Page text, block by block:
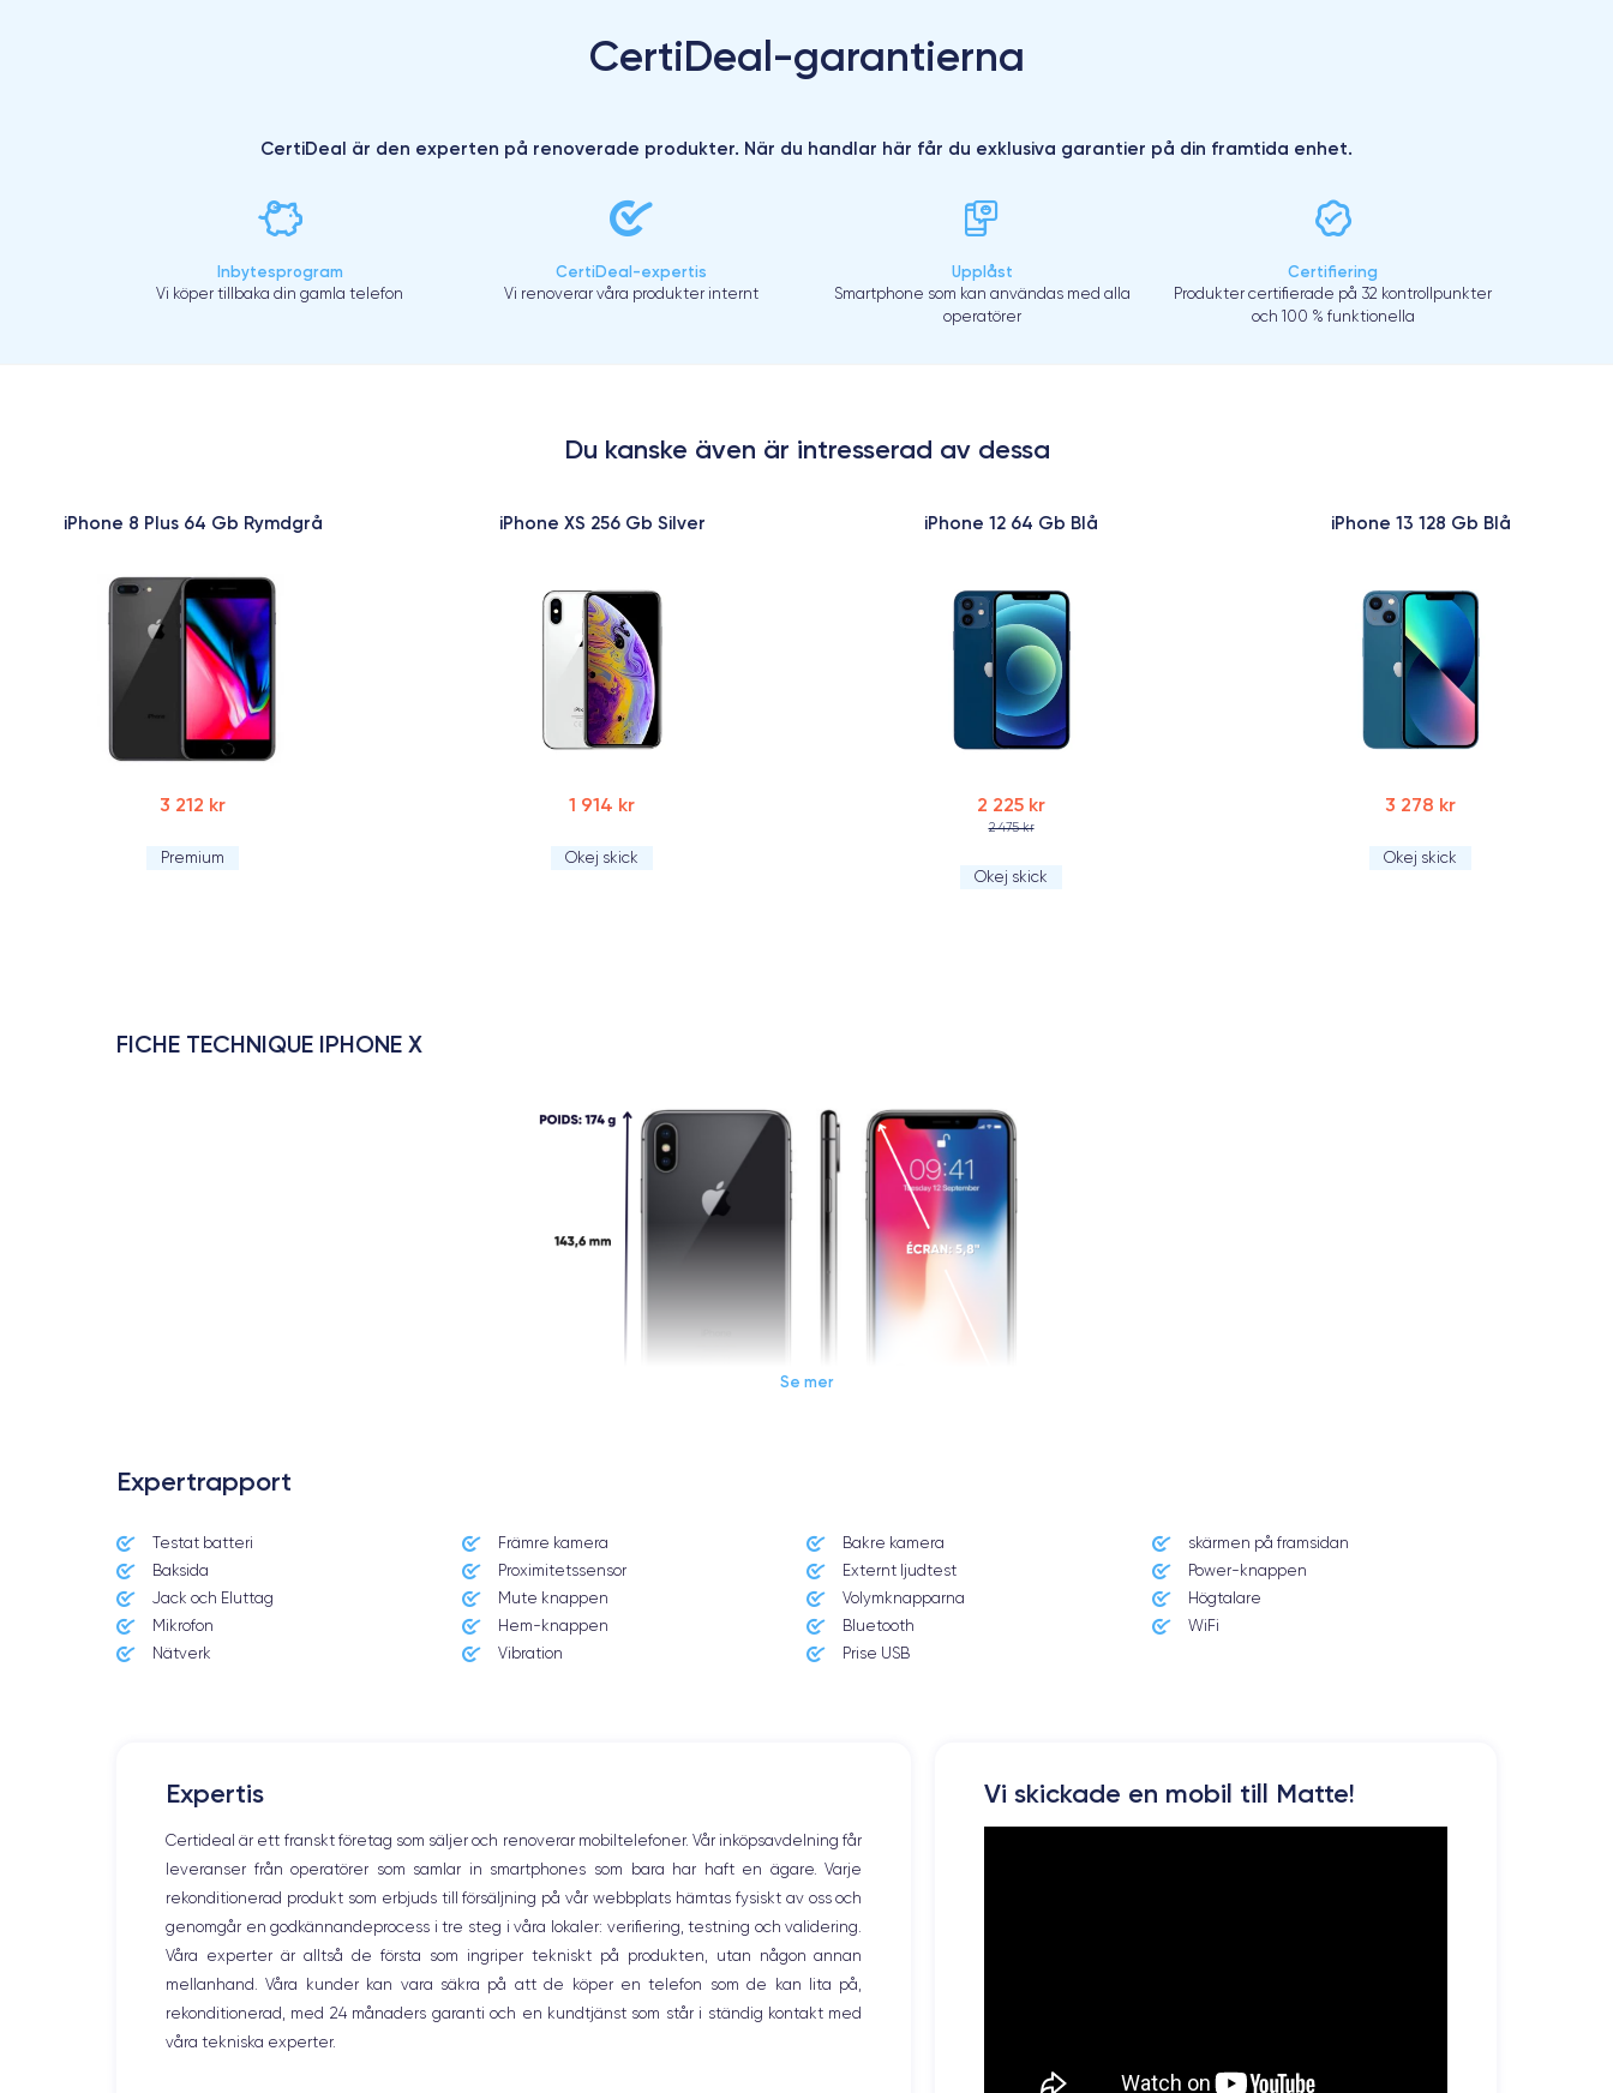
CertiDeal-garantierna
CertiDeal är den experten på renoverade produkter. När du handlar här får du exklusiva garantier på din framtida enhet.
Inbytesprogram
Vi köper tillbaka din gamla telefon
CertiDeal-expertis
Vi renoverar våra produkter internt
Upplåst
Smartphone som kan användas med alla
operatörer
Certifiering
Produkter certifierade på 32 kontrollpunkter
och 100 % funktionella
Du kanske även är intresserad av dessa
iPhone 8 Plus 64 Gb Rymdgrå
3 212 kr
Premium
iPhone XS 256 Gb Silver
1 914 kr
Okej skick
iPhone 12 64 Gb Blå
2 225 kr
2 475 kr
Okej skick
iPhone 13 128 Gb Blå
3 278 kr
Okej skick
FICHE TECHNIQUE IPHONE X
Date de sortie
03/11/2017
Système exploit.
iOS (iOS 16)
Dimensions
143.6×70.9×7.7 mm
Poids
174 g
3 GO
Apple A11 Bionic
Nombre de cœurs
6
Nom GPU
Apple GPU (3-Core)
Fréq. processeur
2.39 GHz
Caméra Caméra Frontale
Se mer
Expertrapport
Testat batteri Främre kamera Bakre kamera
skärmen på framsidan
Baksida
Proximitetssensor Externt ljudtest
Power-knappen
Jack och Eluttag
Mute knappen Volymknapparna
Högtalare
Mikrofon
Hem-knappen Bluetooth
WiFi
Nätverk
Vibration Prise USB
Expertis
Certideal är ett franskt företag som säljer och renoverar mobiltelefoner. Vår inköpsavdelning får
leveranser från operatörer som samlar in smartphones som bara har haft en ägare. Varje
rekonditionerad produkt som erbjuds till försäljning på vår webbplats hämtas fysiskt av oss och
genomgår en godkännandeprocess i tre steg i våra lokaler: verifiering, testning och validering.
Våra experter är alltså de första som ingriper tekniskt på produkten, utan någon annan
mellanhand. Våra kunder kan vara säkra på att de köper en telefon som de kan lita på,
rekonditionerad, med 24 månaders garanti och en kundtjänst som står i ständig kontakt med
våra tekniska experter.
Vi skickade en mobil till Matte!